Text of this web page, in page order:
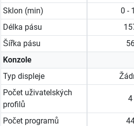
Sklon (min)
0 -
Délka pásu
Šířka pásu
Konzole
Typ displeje
Počet uživatelských
profilů
4
Počet programů